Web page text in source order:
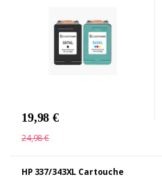
19,98 €
24,98 €
HP 337/343XL Cartouche